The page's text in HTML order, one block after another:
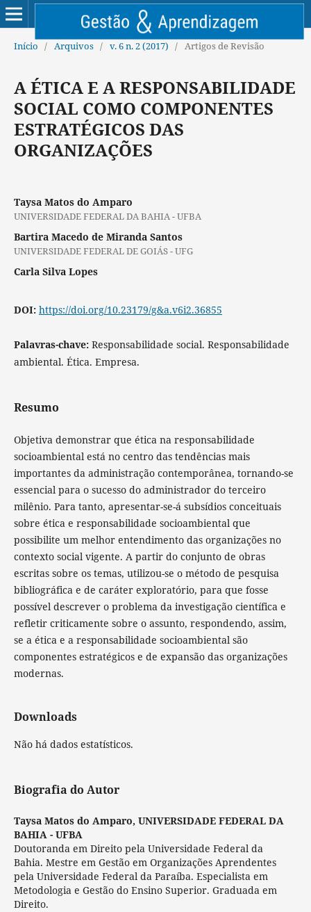
Início / Arquivos / v. 6 n. 2 (2017) / Artigos de Revisão
A ÉTICA E A RESPONSABILIDADE
SOCIAL COMO COMPONENTES
ESTRATÉGICOS DAS
ORGANIZAÇÕES
Taysa Matos do Amparo
UNIVERSIDADE FEDERAL DA BAHIA - UFBA
Bartira Macedo de Miranda Santos
UNIVERSIDADE FEDERAL DE GOIÁS - UFG
Carla Silva Lopes
DOI: https://doi.org/10.23179/g&a.v6i2.36855
Palavras-chave: Responsabilidade social. Responsabilidade
ambiental. Ética. Empresa.
Resumo
Objetiva demonstrar que ética na responsabilidade
socioambiental está no centro das tendências mais
importantes da administração contemporânea, tornando-se
essencial para o sucesso do administrador do terceiro
milênio. Para tanto, apresentar-se-á subsídios conceituais
sobre ética e responsabilidade socioambiental que
possibilite um melhor entendimento das organizações no
contexto social vigente. A partir do conjunto de obras
escritas sobre os temas, utilizou-se o método de pesquisa
bibliográfica e de caráter exploratório, para que fosse
possível descrever o problema da investigação científica e
refletir criticamente sobre o assunto, respondendo, assim,
se a ética e a responsabilidade socioambiental são
componentes estratégicos e de expansão das organizações
modernas.
Downloads
Não há dados estatísticos.
Biografia do Autor
Taysa Matos do Amparo, UNIVERSIDADE FEDERAL DA
BAHIA - UFBA
Doutoranda em Direito pela Universidade Federal da
Bahia. Mestre em Gestão em Organizações Aprendentes
pela Universidade Federal da Paraíba. Especialista em
Metodologia e Gestão do Ensino Superior. Graduada em
Direito.